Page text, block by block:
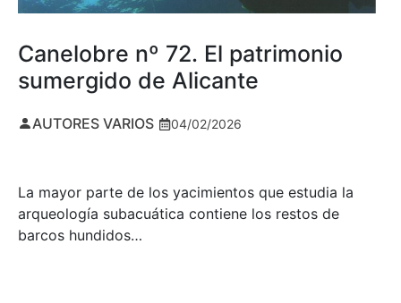
Canelobre nº 72. El patrimonio
sumergido de Alicante
AUTORES VARIOS 04/02/2026
La mayor parte de los yacimientos que estudia la
arqueología subacuática contiene los restos de
barcos hundidos…